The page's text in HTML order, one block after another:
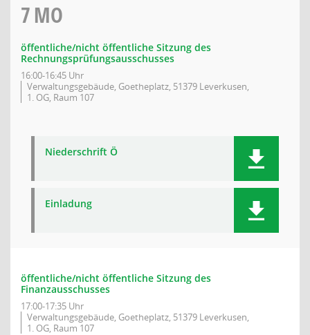
7MO
öffentliche/nicht öffentliche Sitzung des
Rechnungsprüfungsausschusses
16:00-16:45 Uhr
Verwaltungsgebäude, Goetheplatz, 51379 Leverkusen,
1. OG, Raum 107
Niederschrift Ö
Einladung
öffentliche/nicht öffentliche Sitzung des
Finanzausschusses
17:00-17:35 Uhr
Verwaltungsgebäude, Goetheplatz, 51379 Leverkusen,
1. OG, Raum 107